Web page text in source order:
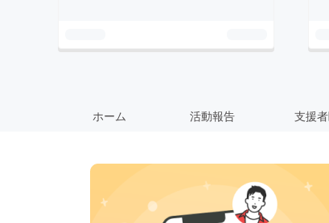
ホーム 活動報告 支援者